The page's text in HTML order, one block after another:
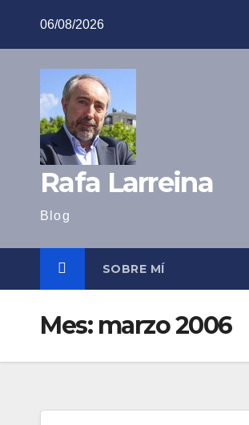
06/08/2026
Rafa Larreina
Blog
SOBRE MÍ
Mes: marzo 2006